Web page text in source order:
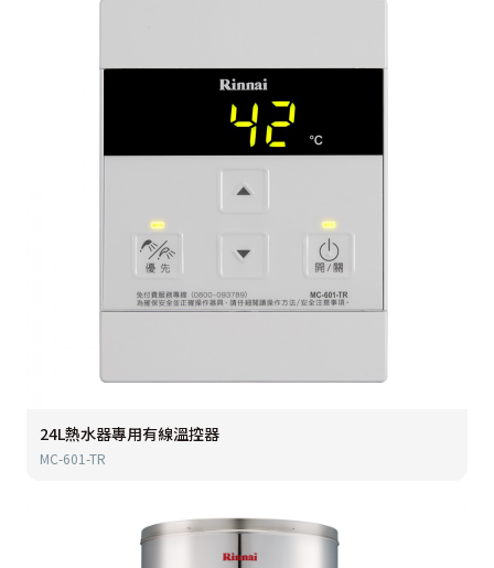
24L熱水器專用有線溫控器
MC-601-TR